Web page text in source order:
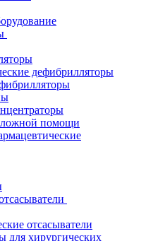
дефибрилляторы
помощи
отсасыватели
для хирургических